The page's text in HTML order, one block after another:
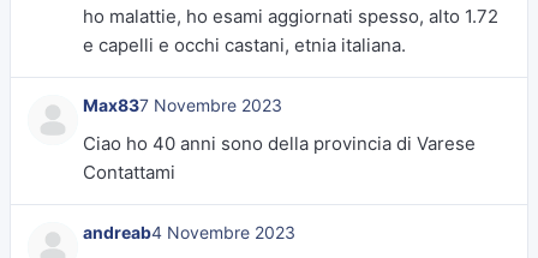
ho malattie, ho esami aggiornati spesso, alto 1.72
e capelli e occhi castani, etnia italiana.
Max837 Novembre 2023
Ciao ho 40 anni sono della provincia di Varese
Contattami
andreab4 Novembre 2023